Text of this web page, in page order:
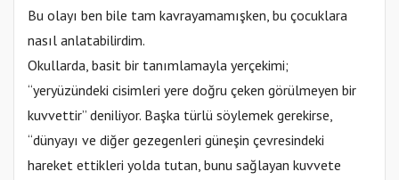
Bu olayı ben bile tam kavrayamamışken, bu çocuklara
nasıl anlatabilirdim.
Okullarda, basit bir tanımlamayla yerçekimi;
“yeryüzündeki cisimleri yere doğru çeken görülmeyen bir
kuvvettir” deniliyor. Başka türlü söylemek gerekirse,
“dünyayı ve diğer gezegenleri güneşin çevresindeki
hareket ettikleri yolda tutan, bunu sağlayan kuvvete